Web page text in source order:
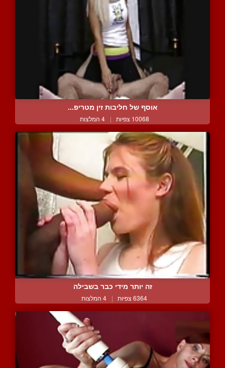
אוסף של חליבות זין מטריפ...
10068 צפיות | 4 המלצות
זה יותר מידי כבר בשבילה
6364 צפיות | 4 המלצות